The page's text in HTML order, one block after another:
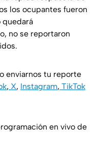
los ocupantes fueron
quedará
no se reportaron
enviarnos tu reporte
, X, Instagram, TikTok
en vivo de